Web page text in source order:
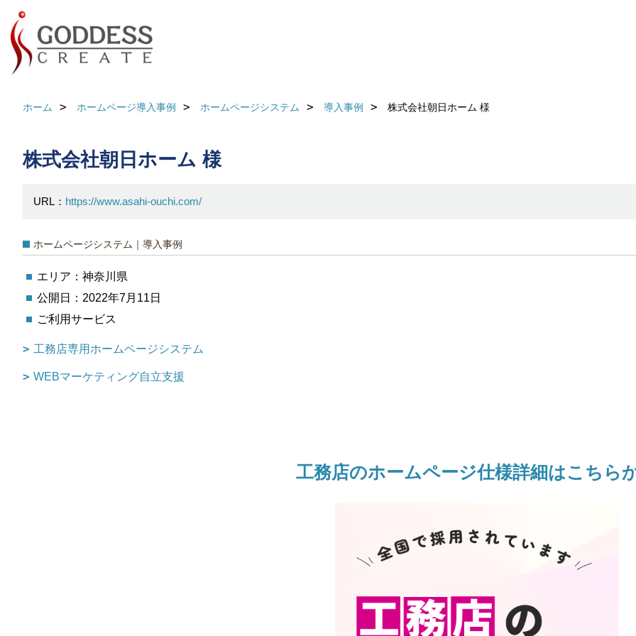
ホーム ホームページ導入事例 ホームページシステム 導入事例 株式会社朝日ホーム 様
株式会社朝日ホーム 様
URL： https://www.asahi-ouchi.com/
ホームページシステム｜導入事例
エリア：神奈川県
公開日：2022年7月11日
ご利用サービス
工務店専用ホームページシステム
WEBマーケティング自立支援
工務店のホームページ仕様詳細はこちら